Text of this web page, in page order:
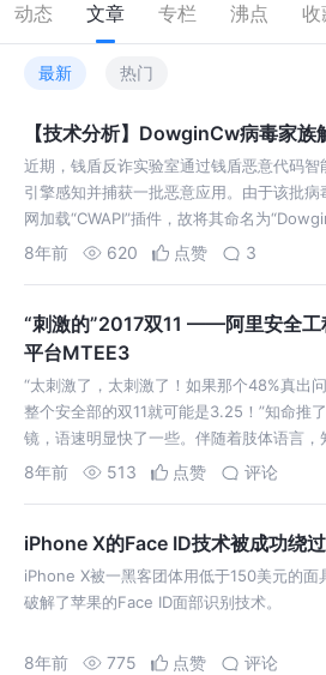
动态 文章 专栏 沸点 收
最新 热门
【技术分析】DowginCw病毒家族
近期，钱盾反诈实验室通过钱盾恶意代码智
引擎感知并捕获一批恶意应用。由于该批病
网加载“CWAPI”插件，故将其命名为
病毒家族。“DowginCw”通过插件形式集成
8年前 620 点赞 3
“刺激的”2017双11 ——阿里安全工
平台MTEE3
“太刺激了，太刺激了！如果那个48%真出问
整个安全部的双11就可能是3.25！”知命推
镜，语速明显快了一些。伴随着肢体语言，
现出来的是程序员解除了重大Bug时的那种
8年前 513 点赞 评论
iPhone X的Face ID技术被成功绕过
iPhone X被一黑客团体用低于150美元的面
破解了苹果的Face ID面部识别技术。
8年前 775 点赞 评论